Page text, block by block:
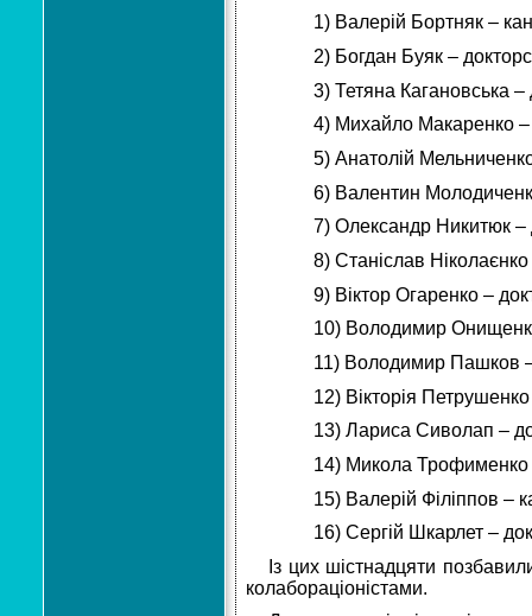
1) Валерій Бортняк –
2) Богдан Буяк –
3) Тетяна Кагановська –
4) Михайло Макаренко –
5) Анатолій
6) Валентин
7) Олександр Никитюк –
8) Станіслав
9) Віктор Огаренко –
10) Володимир
11) Володимир Пашков
12) Вікторія
13) Лариса Сиволап –
14) Микола Трофименко
15) Валерій Філіппов –
16) Сергій Шкарлет –
Із цих шістнадцяти
колабораціоністами.